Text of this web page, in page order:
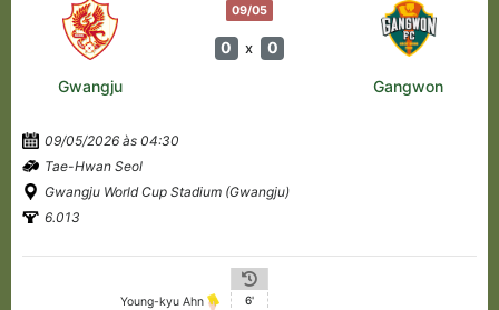
09/05
0 x 0
Gwangju Gangwon
09/05/2026 às 04:30
Tae-Hwan Seol
Gwangju World Cup Stadium (Gwangju)
6.013
Young-kyu Ahn 6'